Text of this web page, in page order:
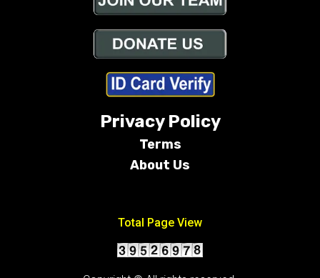
Privacy Policy
Terms
About Us
Total Page View